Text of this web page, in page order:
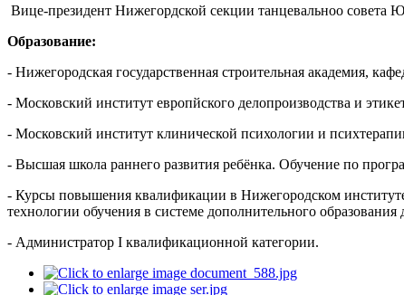
Вице-президент Нижегордской секции танцевальноо
Образование:
- Нижегородская государственная строительная академия,
- Московский институт европйского делопроизводства и
- Московский институт клинической психологии и
- Высшая школа раннего развития ребёнка. Обучение по
- Курсы повышения квалификации в Нижегородском
технологии обучения в системе дополнительного образования
- Администратор I квалификационной категории.